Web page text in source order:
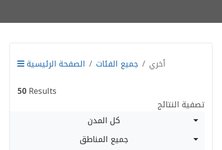
الصفحة الرئيسية جميع الفئات
أخري
50Results
تصفية النتائج
كل المدن
جميع المناطق